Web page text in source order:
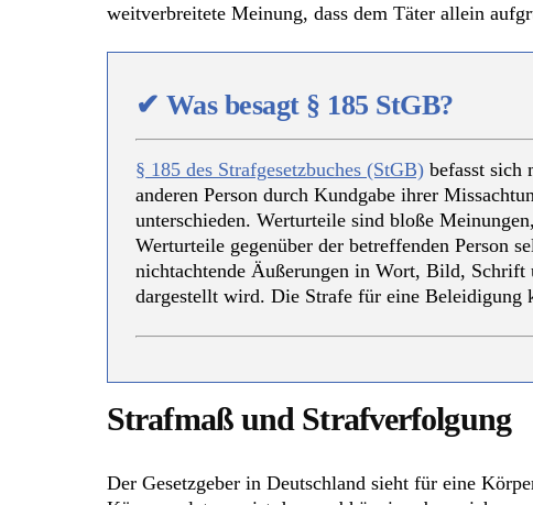
weitverbreitete Meinung, dass dem Täter allein
✔ Was besagt § 185 StGB?
§ 185 des Strafgesetzbuches (StGB) befasst
anderen Person durch Kundgabe ihrer
unterschieden. Werturteile sind bloße
Werturteile gegenüber der betreffenden Person
nichtachtende Äußerungen in Wort, Bild, Schrift
dargestellt wird. Die Strafe für eine Beleidigung
Strafmaß und Strafverfolgung
Der Gesetzgeber in Deutschland sieht für eine